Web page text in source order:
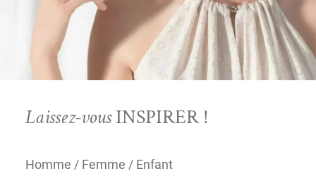
Laissez-vousINSPIRER !
Homme / Femme / Enfant